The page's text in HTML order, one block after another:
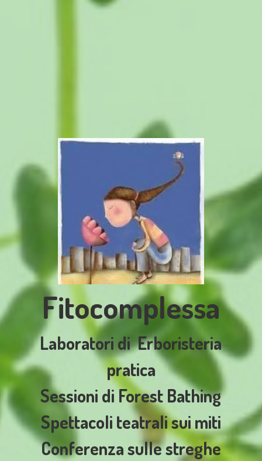
Fitocomplessa
Laboratori diErboristeria
pratica
Sessioni di Forest Bathing
Spettacoli teatrali sui miti
Conferenza sulle streghe